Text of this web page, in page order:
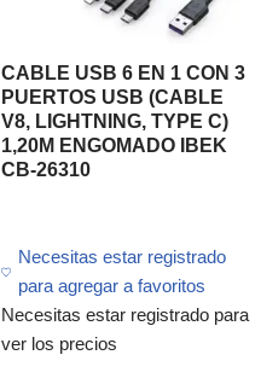
CABLE USB 6 EN 1 CON 3
PUERTOS USB (CABLE
V8, LIGHTNING, TYPE C)
1,20M ENGOMADO IBEK
CB-26310
Necesitas estar registrado
para agregar a favoritos
Necesitas estar registrado para
ver los precios